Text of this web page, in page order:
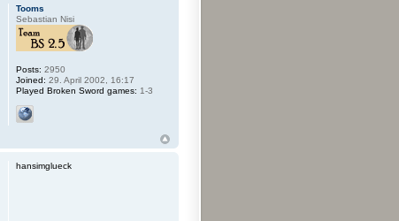
Tooms
Sebastian Nisi
Posts: 2950
Joined: 29. April 2002, 16:17
Played Broken Sword games: 1-3
hansimglueck